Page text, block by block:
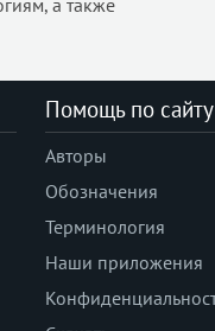
Помощь по сайту
Авторы
Обозначения
Терминология
Наши приложения